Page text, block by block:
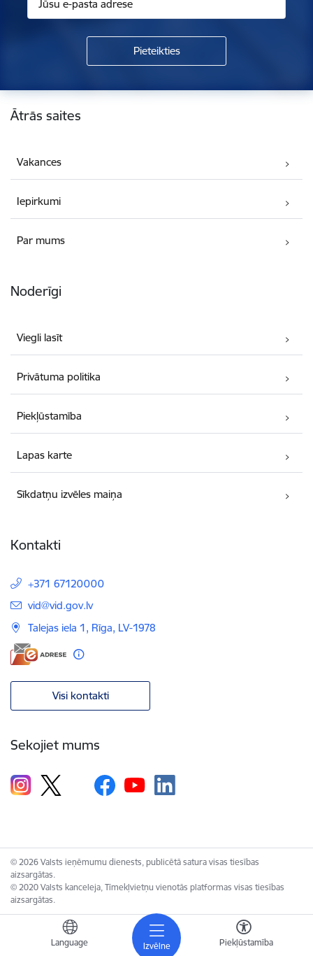
Izvēlne
Language Piekļūstamība
Kājene
Ātrās saites
Vakances
Iepirkumi
Par mums
Noderīgi
Viegli lasīt
Privātuma politika
Piekļūstamība
Lapas karte
Sīkdatņu izvēles maiņa
Kontakti
+371 67120000
E-pasts:
vid@vid.gov.lv
Talejas iela 1, Rīga, LV-1978
Visi kontakti
Sekojiet mums
© 2026 Valsts ieņēmumu dienests, publicētā satura visas tiesības
aizsargātas.
© 2020 Valsts kanceleja, Tīmekļvietņu vienotās platformas visas tiesības
aizsargātas.